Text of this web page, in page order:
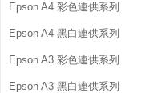
Epson A4 彩色連供系列
Epson A4 黑白連供系列
Epson A3 彩色連供系列
Epson A3 黑白連供系列